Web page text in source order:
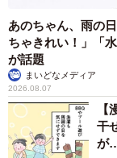
あのちゃん、雨の
ちゃきれい！」「
が話題
まいどなメディア
2026.08.07
干
が